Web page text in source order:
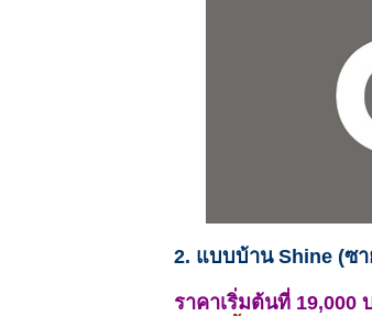
2. แบบบ้าน Shine (ซ
ราคาเริ่มต้นที่ 19,000